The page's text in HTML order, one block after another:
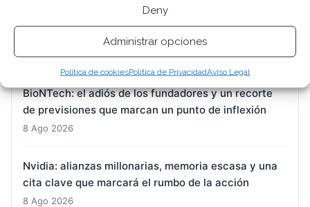
Deny
Administrar opciones
Política de cookiesPolítica de PrivacidadAviso Legal
ARTÍCULOS RECIENTES
BioNTech: el adiós de los fundadores y un recorte
de previsiones que marcan un punto de inflexión
8 Ago 2026
Nvidia: alianzas millonarias, memoria escasa y una
cita clave que marcará el rumbo de la acción
8 Ago 2026